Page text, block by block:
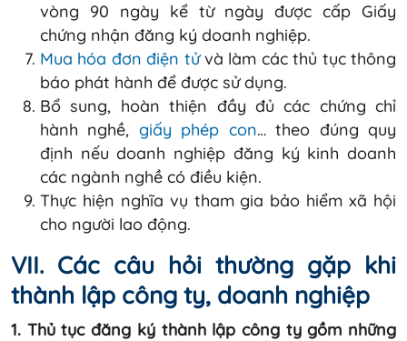
vòng 90 ngày kể từ ngày được cấp Giấy
chứng nhận đăng ký doanh nghiệp.
Mua hóa đơn điện tửvà làm các thủ tục thông
báo phát hành để được sử dụng.
Bổ sung, hoàn thiện đầy đủ các chứng chỉ
hành nghề, giấy phép con… theo đúng quy
định nếu doanh nghiệp đăng ký kinh doanh
các ngành nghề có điều kiện.
Thực hiện nghĩa vụ tham gia bảo hiểm xã hội
cho người lao động.
VII. Các câu hỏi thường gặp khi
thành lập công ty, doanh nghiệp
1. Thủ tục đăng ký thành lập công ty gồm những